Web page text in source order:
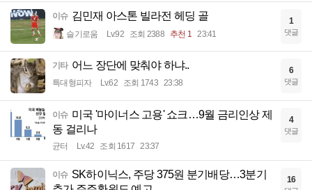
이슈 김민재 아스톤 빌라전 헤딩 골
슬기로움 Lv.92 조회 2388 추천 1 23:41
1
댓글
기타 어느 장단에 맞춰야 하냐..
특대형피자 Lv.62 조회 1743 23:38
6
댓글
이슈 미국 '마이너스 고용' 쇼크…9월 금리인상 제
동 걸리나
균터 Lv.42 조회 1617 23:37
4
댓글
이슈 SK하이닉스, 주당 375원 분기배당…3분기
16